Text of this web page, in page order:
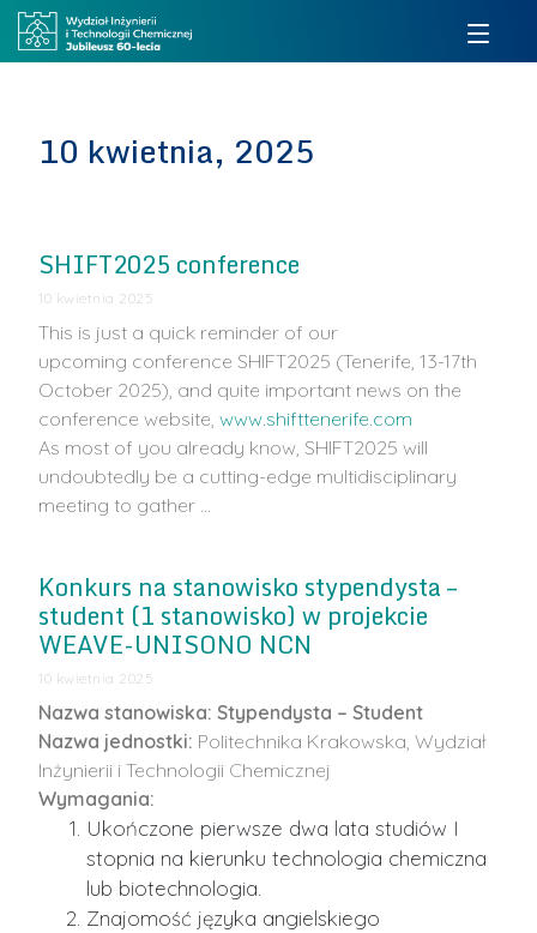
10 kwietnia, 2025
SHIFT2025 conference
10 kwietnia 2025
This is just a quick reminder of our
upcoming conference SHIFT2025 (Tenerife, 13-17th
October 2025), and quite important news on the
conference website,www.shifttenerife.com
As most of you already know, SHIFT2025 will
undoubtedly be a cutting-edge multidisciplinary
meeting to gather …
Konkurs na stanowisko stypendysta –
student (1 stanowisko) w projekcie
WEAVE-UNISONO NCN
10 kwietnia 2025
Nazwa stanowiska: Stypendysta – Student
Nazwa jednostki: Politechnika Krakowska, Wydział
Inżynierii i Technologii Chemicznej
Wymagania:
Ukończone pierwsze dwa lata studiów I
stopnia na kierunku technologia chemiczna
lub biotechnologia.
Znajomość języka angielskiego